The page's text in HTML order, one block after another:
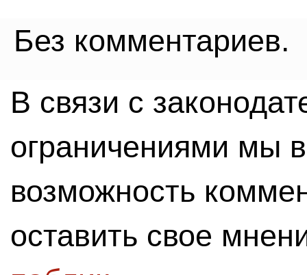
Без комментариев.
В связи с
ограничениями мы
возможность
оставить свое